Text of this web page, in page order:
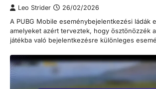
Leo Strider 26/02/2026
A PUBG Mobile eseménybejelentkezési ládák
amelyeket azért terveztek, hogy ösztönözzék
játékba való bejelentkezésre különleges